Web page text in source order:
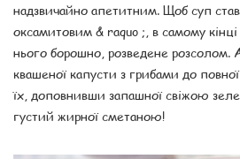
надзвичайно апетитним. Щоб суп
оксамитовим & raquo ;, в самому
нього борошно, розведене розсолом.
квашеної капусти з грибами до
їх, доповнивши запашної свіжою
густий жирної сметаною!